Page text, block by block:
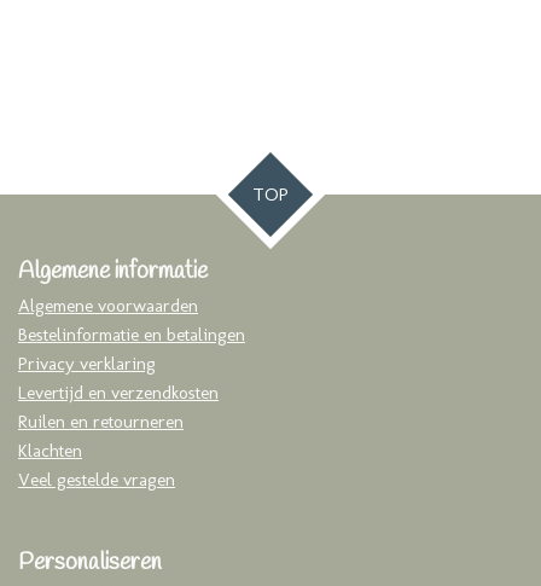
TOP
Algemene informatie
Algemene voorwaarden
Bestelinformatie en betalingen
Privacy verklaring
Levertijd en verzendkosten
Ruilen en retourneren
Klachten
Veel gestelde vragen
Personaliseren